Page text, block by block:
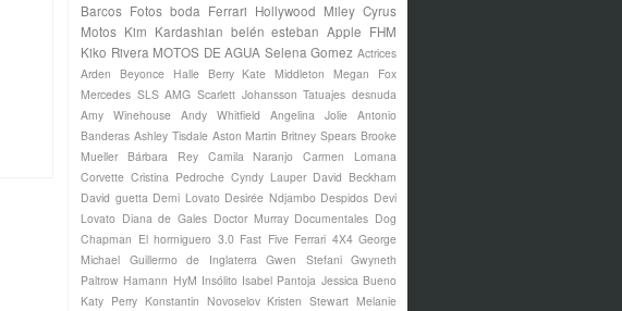
Barcos Fotos boda Ferrari Hollywood Miley Cyrus
Motos Kim Kardashian belén esteban Apple FHM
Kiko Rivera MOTOS DE AGUA Selena Gomez Actrices
Arden
Beyonce Halle Berry Kate Middleton
Megan Fox
Mercedes SLS AMG Scarlett Johansson Tatuajes desnuda
Amy Winehouse Andy Whitfield Angelina Jolie Antonio
Banderas Ashley Tisdale Aston Martin Britney Spears Brooke
Mueller
Bárbara Rey Camila Naranjo
Carmen Lomana
Corvette Cristina Pedroche Cyndy Lauper David Beckham
David guetta Demi Lovato Desirée Ndjambo Despidos Devi
Lovato Diana de Gales Doctor Murray Documentales Dog
Chapman El hormiguero 3.0 Fast Five Ferrari 4X4 George
Michael Guillermo de Inglaterra Gwen Stefani Gwyneth
Paltrow Hamann HyM Insólito Isabel Pantoja Jessica Bueno
Katy Perry Konstantin Novoselov Kristen Stewart Melanie